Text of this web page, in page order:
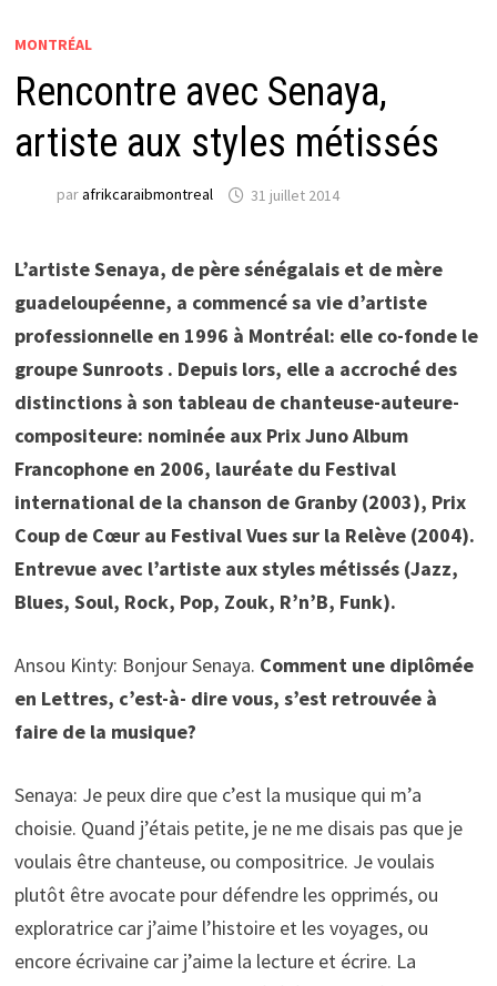
MONTRÉAL
Rencontre avec Senaya,
artiste aux styles métissés
parafrikcaraibmontreal 31 juillet 2014
L’artiste Senaya, de père sénégalais et de mère
guadeloupéenne, a commencé sa vie d’artiste
professionnelle en 1996 à Montréal: elle co-fonde le
groupe Sunroots . Depuis lors, elle a accroché des
distinctions à son tableau de chanteuse-auteure-
compositeure: nominée aux Prix Juno Album
Francophone en 2006, lauréate du Festival
international de la chanson de Granby (2003), Prix
Coup de Cœur au Festival Vues sur la Relève (2004).
Entrevue avec l’artiste aux styles métissés (Jazz,
Blues, Soul, Rock, Pop, Zouk, R’n’B, Funk).
Ansou Kinty: Bonjour Senaya. Comment une diplômée
en Lettres, c’est-à- dire vous, s’est retrouvée à
faire de la musique?
Senaya: Je peux dire que c’est la musique qui m’a
choisie. Quand j’étais petite, je ne me disais pas que je
voulais être chanteuse, ou compositrice. Je voulais
plutôt être avocate pour défendre les opprimés, ou
exploratrice car j’aime l’histoire et les voyages, ou
encore écrivaine car j’aime la lecture et écrire. La